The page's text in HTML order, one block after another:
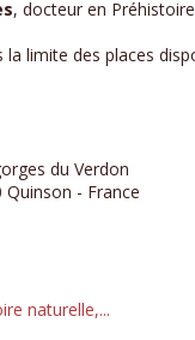
, docteur en
limite des places
du Verdon
- France
naturelle,...